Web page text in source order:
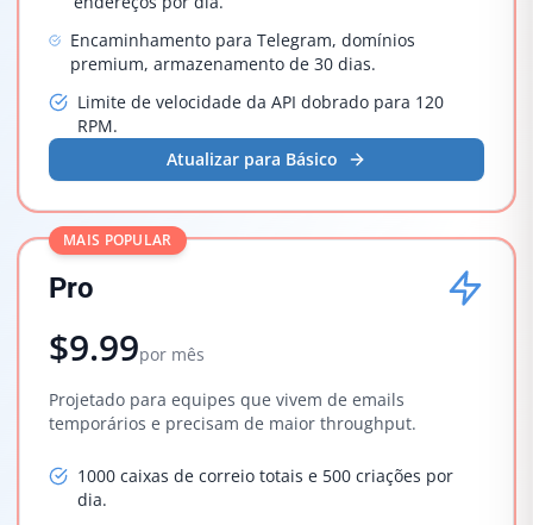
Encaminhamento para Telegram, domínios
premium, armazenamento de 30 dias.
Limite de velocidade da API dobrado para 120
RPM.
Atualizar para Básico
MAIS POPULAR
Pro
$9.99por mês
Projetado para equipes que vivem de emails
temporários e precisam de maior throughput.
1000 caixas de correio totais e 500 criações por
dia.